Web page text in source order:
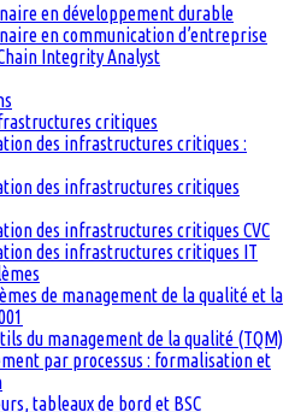
en développement durable
en communication d’entreprise
Integrity Analyst
critiques
des infrastructures critiques :
des infrastructures critiques
des infrastructures critiques CVC
des infrastructures critiques IT
de management de la qualité et la
du management de la qualité (TQM)
par processus : formalisation et
tableaux de bord et BSC